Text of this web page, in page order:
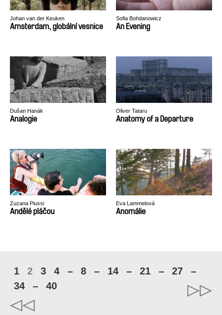
Johan van der Keuken
Amsterdam, globální vesnice
Sofia Bohdanowicz
An Evening
Dušan Hanák
Analogie
Oliver Tataru
Anatomy of a Departure
Zuzana Piussi
Andělé pláčou
Eva Lammelová
Anomálie
1 2 3 4 – 8 – 14 – 21 – 27
–
34
– 40